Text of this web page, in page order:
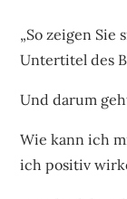
„So zeigen Sie
Untertitel des
Und darum
Wie kann ich
ich positiv